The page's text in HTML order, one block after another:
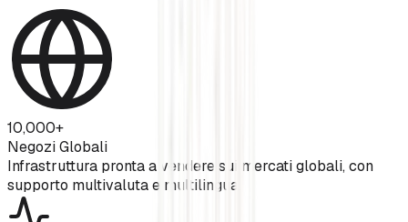
10,000+
Negozi Globali
Infrastruttura pronta a vendere sui mercati globali, con
supporto multivaluta e multilingua.